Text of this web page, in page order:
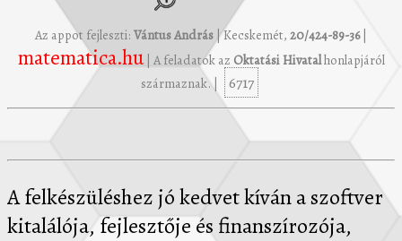
Az appot fejleszti: Vántus András | Kecskemét, 20/424-89-36|
matematica.hu| A feladatok az Oktatási Hivatalhonlapjáról
származnak. |
6717
A felkészüléshez jó kedvet kíván a szoftver
kitalálója, fejlesztője és finanszírozója,